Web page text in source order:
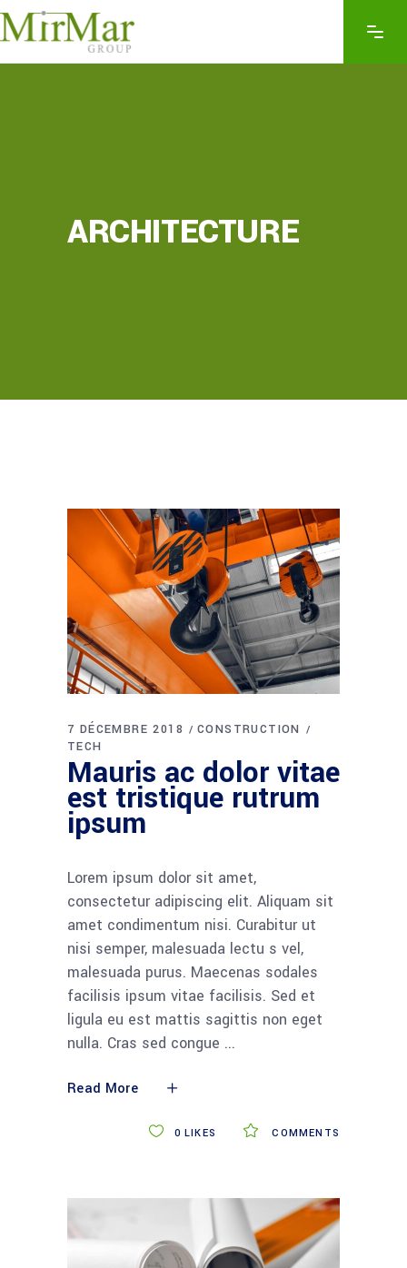
ARCHITECTURE
7 DÉCEMBRE 2018
CONSTRUCTION
TECH
Mauris ac dolor vitae
est tristique rutrum
ipsum
Lorem ipsum dolor sit amet,
consectetur adipiscing elit. Aliquam sit
amet condimentum nisi. Curabitur ut
nisi semper, malesuada lectu s vel,
malesuada purus. Maecenas sodales
facilisis ipsum vitae facilisis. Sed et
ligula eu est mattis sagittis non eget
nulla. Cras sed congue
Read More
COMMENTS
0 LIKES